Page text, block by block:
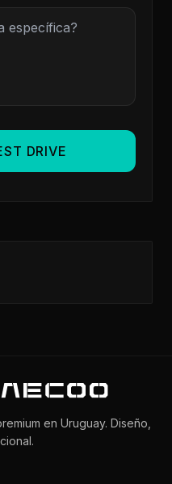
DRIVE
en Uruguay. Diseño,